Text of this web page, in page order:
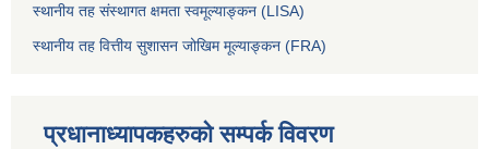
स्थानीय तह संस्थागत क्षमता स्वमूल्याङ्कन (LISA)
स्थानीय तह वित्तीय सुशासन जोखिम मूल्याङ्कन (FRA)
प्रधानाध्यापकहरुको सम्पर्क विवरण